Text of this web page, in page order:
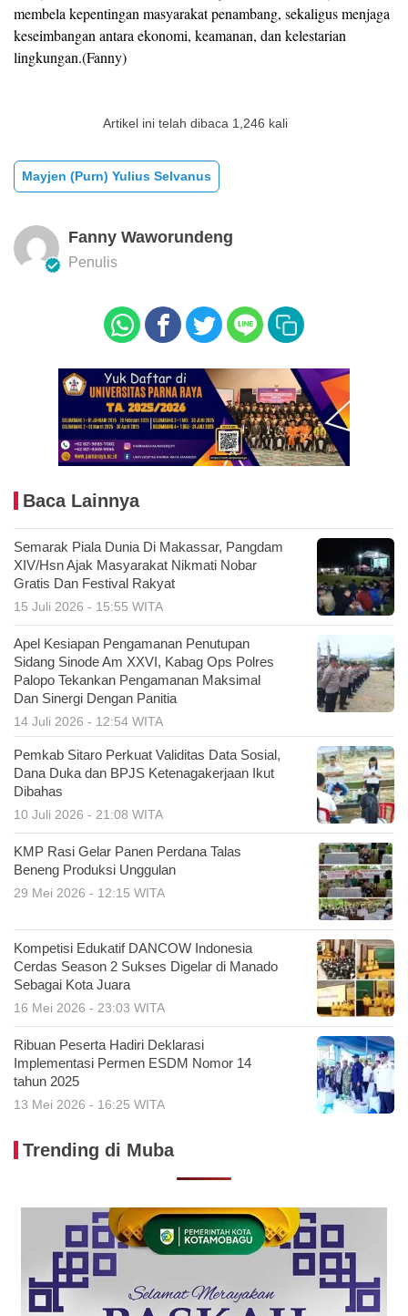
membela kepentingan masyarakat penambang, sekaligus menjaga
keseimbangan antara ekonomi, keamanan, dan kelestarian
lingkungan.(Fanny)
Artikel ini telah dibaca 1,246 kali
Mayjen (Purn) Yulius Selvanus
Fanny Waworundeng
Penulis
Baca Lainnya
Semarak Piala Dunia Di Makassar, Pangdam
XIV/Hsn Ajak Masyarakat Nikmati Nobar
Gratis Dan Festival Rakyat
15 Juli 2026 - 15:55 WITA
Apel Kesiapan Pengamanan Penutupan
Sidang Sinode Am XXVI, Kabag Ops Polres
Palopo Tekankan Pengamanan Maksimal
Dan Sinergi Dengan Panitia
14 Juli 2026 - 12:54 WITA
Pemkab Sitaro Perkuat Validitas Data Sosial,
Dana Duka dan BPJS Ketenagakerjaan Ikut
Dibahas
10 Juli 2026 - 21:08 WITA
KMP Rasi Gelar Panen Perdana Talas
Beneng Produksi Unggulan
29 Mei 2026 - 12:15 WITA
Kompetisi Edukatif DANCOW Indonesia
Cerdas Season 2 Sukses Digelar di Manado
Sebagai Kota Juara
16 Mei 2026 - 23:03 WITA
Ribuan Peserta Hadiri Deklarasi
Implementasi Permen ESDM Nomor 14
tahun 2025
13 Mei 2026 - 16:25 WITA
Trending di Muba